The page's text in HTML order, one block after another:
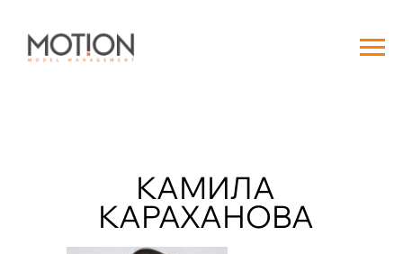
КАМИЛА
КАРАХАНОВА